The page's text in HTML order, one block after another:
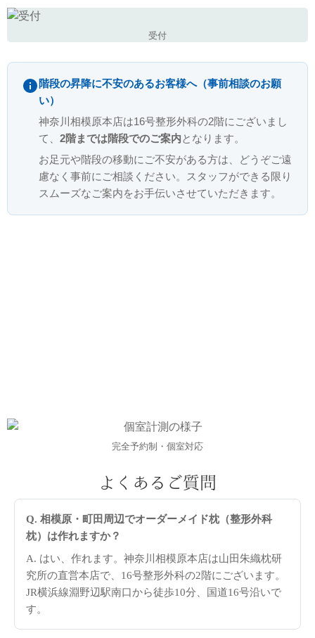
受付
階段の昇降に不安のあるお客様へ（事前相談のお願
い）
神奈川相模原本店は16号整形外科の2階にございまし
て、 2階までは階段でのご案内となります。
お足元や階段の移動にご不安がある方は、どうぞご遠
慮なく事前にご相談ください。スタッフができる限り
スムーズなご案内をお手伝いさせていただきます。
完全予約制・個室対応
よくあるご質問
Q. 相模原・町田周辺でオーダーメイド枕（整形外科
枕）は作れますか？
A. はい、作れます。神奈川相模原本店は山田朱織枕研
究所の直営本店で、16号整形外科の2階にございます。
JR横浜線淵野辺駅南口から徒歩10分、国道16号沿いで
す。